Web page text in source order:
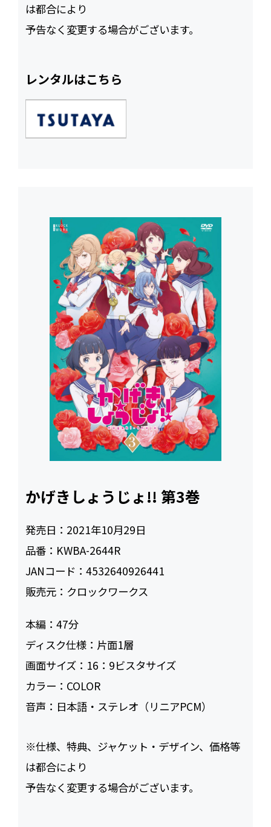
は都合により
予告なく変更する場合がございます。
レンタルはこちら
かげきしょうじょ!! 第3巻
発売日： 2021年10月29日
品番： KWBA-2644R
JANコード：4532640926441
販売元： クロックワークス
本編：47
ディスク仕様： 片面1層
画面サイズ： 16：9ビスタサイズ
カラー： COLOR
音声： 日本語・ステレオ（リニアPCM）
※仕様、特典、ジャケット・デザイン、価格等
は都合により
予告なく変更する場合がございます。